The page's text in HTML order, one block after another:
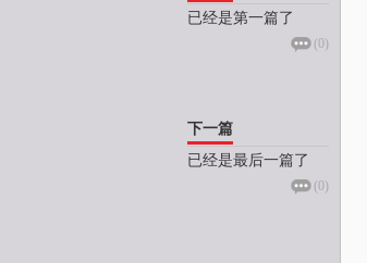
已经是第一篇了
(0)
下一篇
已经是最后一篇了
(0)